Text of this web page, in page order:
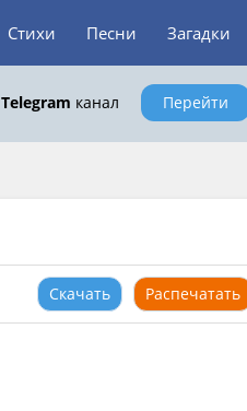
Стихи Песни Загадки
Telegram канал Перейти
Скачать Распечатать